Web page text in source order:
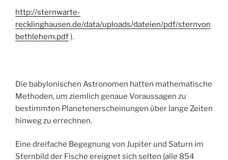
http://sternwarte-
recklinghausen.de/data/uploads/dateien/pdf/sternvon
bethlehem.pdf).
Die babylonischen Astronomen hatten mathematische
Methoden, um ziemlich genaue Voraussagen zu
bestimmten Planetenerscheinungen über lange Zeiten
hinweg zu errechnen.
Eine dreifache Begegnung von Jupiter und Saturn im
Sternbild der Fische ereignet sich selten (alle 854